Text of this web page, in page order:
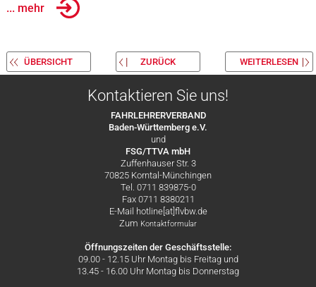
... mehr
ÜBERSICHT ZURÜCK WEITERLESEN
Kontaktieren Sie uns!
FAHRLEHRERVERBAND
Baden-Württemberg e.V.
und
FSG/TTVA mbH
Zuffenhauser Str. 3
70825 Korntal-Münchingen
Tel. 0711 839875-0
Fax 0711 8380211
E-Mail hotline[at]flvbw.de
Zum Kontaktformular
Öffnungszeiten der Geschäftsstelle:
09.00 - 12.15 Uhr Montag bis Freitag und
13.45 - 16.00 Uhr Montag bis Donnerstag